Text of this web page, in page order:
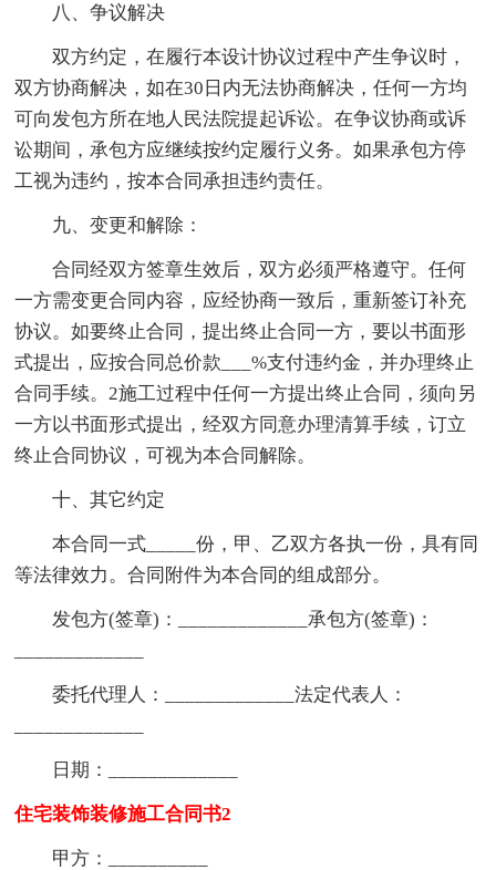
八、争议解决
双方约定，在履行本设计协议过程中产生争议时，
双方协商解决，如在30日内无法协商解决，任何一方均
可向发包方所在地人民法院提起诉讼。在争议协商或诉
讼期间，承包方应继续按约定履行义务。如果承包方停
工视为违约，按本合同承担违约责任。
九、变更和解除：
合同经双方签章生效后，双方必须严格遵守。任何
一方需变更合同内容，应经协商一致后，重新签订补充
协议。如要终止合同，提出终止合同一方，要以书面形
式提出，应按合同总价款___%支付违约金，并办理终止
合同手续。2施工过程中任何一方提出终止合同，须向另
一方以书面形式提出，经双方同意办理清算手续，订立
终止合同协议，可视为本合同解除。
十、其它约定
本合同一式_____份，甲、乙双方各执一份，具有同
等法律效力。合同附件为本合同的组成部分。
发包方(签章)：_____________承包方(签章)：
委托代理人：_____________法定代表人：
日期：_____________
住宅装饰装修施工合同书2
甲方：__________